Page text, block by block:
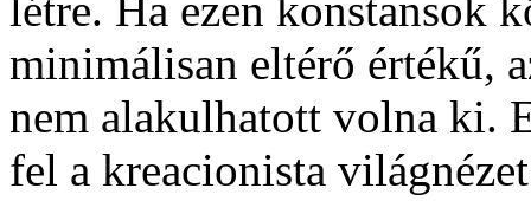
minimálisan eltérő értékű,
nem alakulhatott volna ki.
fel a kreacionista